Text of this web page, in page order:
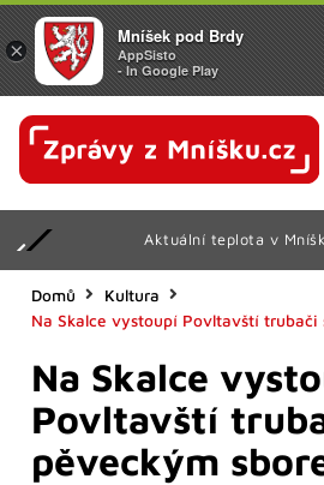
Aktuální teplota v
Domů
Kultura
Na Skalce vystoupí Povltavští trubači
Na Skalce
Povltavští
pěveckým
×
Mníšek pod Brdy
AppSisto
- In Google Play